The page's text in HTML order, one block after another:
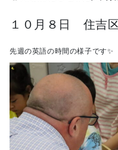
１０月８日 住吉
先週の英語の時間の様子です✨